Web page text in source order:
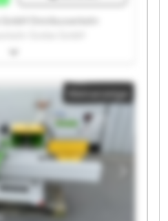
Omnibusverkehr
Omnibusverkehr
Grebe GmbH
Omnibusverkehr
Grebe GmbH
Omnibusverkehr
Grebe GmbH
Omnibusverkehr
Grebe GmbH
Omnibusverkehr
Kleinanzeige